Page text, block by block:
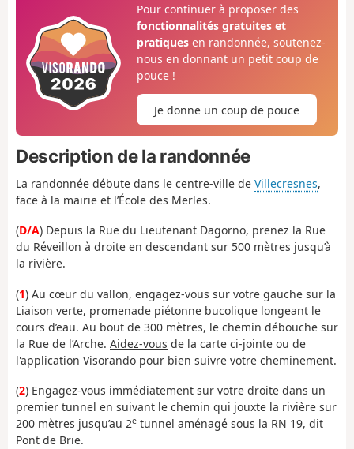
Pour continuer à proposer des
fonctionnalités gratuites et
pratiquesen randonnée, soutenez-
nous en donnant un petit coup de
pouce !
Je donne un coup de pouce
Description de la randonnée
La randonnée débute dans le centre-ville de Villecresnes,
face à la mairie et l’École des Merles.
(D/A) Depuis la Rue du Lieutenant Dagorno, prenez la Rue
du Réveillon à droite en descendant sur 500 mètres jusqu’à
la rivière.
(1) Au cœur du vallon, engagez-vous sur votre gauche sur la
Liaison verte, promenade piétonne bucolique longeant le
cours d’eau. Au bout de 300 mètres, le chemin débouche sur
la Rue de l’Arche. Aidez-vous de la carte ci-jointe ou de
l'application Visorando pour bien suivre votre cheminement.
(2) Engagez-vous immédiatement sur votre droite dans un
premier tunnel en suivant le chemin qui jouxte la rivière sur
200 mètres jusqu’au 2e tunnel aménagé sous la RN 19, dit
Pont de Brie.